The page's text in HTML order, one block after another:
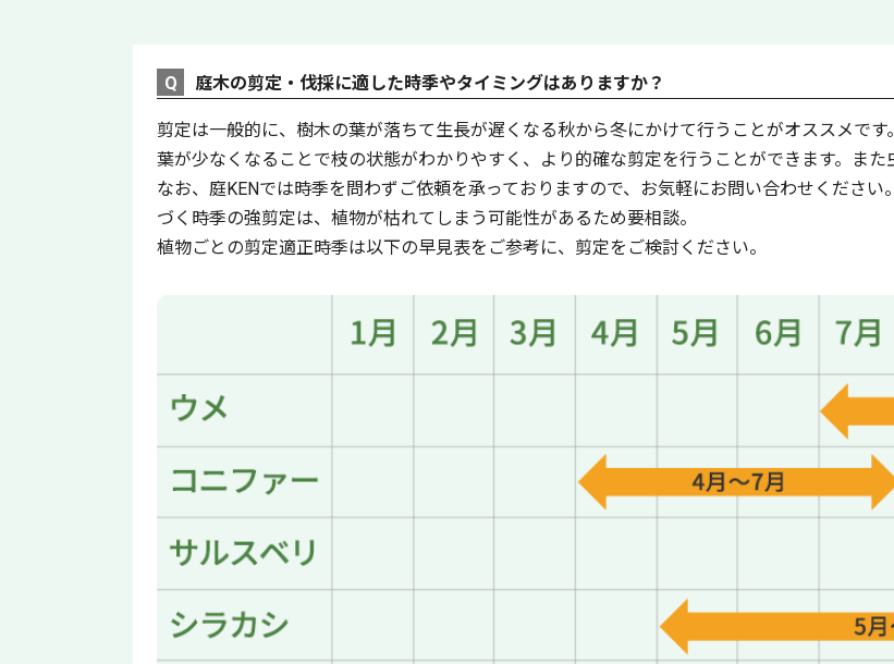
庭木の剪定・伐採に適した時季やタイミングはありますか？
剪定は一般的に、樹木の葉が落ちて生長が遅くなる秋から冬にかけて行うことがオススメです。
葉が少なくなることで枝の状態がわかりやすく、より的確な剪定を行うことができます。また
なお、庭KENでは時季を問わずご依頼を承っておりますので、お気軽にお問い合わせくださ
づく時季の強剪定は、植物が枯れてしまう可能性があるため要相談。
植物ごとの剪定適正時季は以下の早見表をご参考に、剪定をご検討ください。